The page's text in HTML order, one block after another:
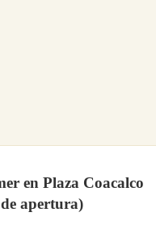
en Plaza Coacalco
apertura)